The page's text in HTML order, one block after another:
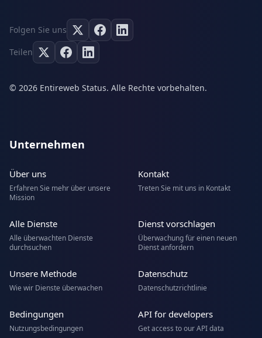
Folgen Sie uns
Teilen
© 2026 Entireweb Status. Alle Rechte vorbehalten.
Unternehmen
Über uns
Erfahren Sie mehr über unsere
Mission
Kontakt
Treten Sie mit uns in Kontakt
Alle Dienste
Alle überwachten Dienste
durchsuchen
Dienst vorschlagen
Überwachung für einen neuen
Dienst anfordern
Unsere Methode
Wie wir Dienste überwachen
Datenschutz
Datenschutzrichtlinie
Bedingungen
Nutzungsbedingungen
API for developers
Get access to our API data